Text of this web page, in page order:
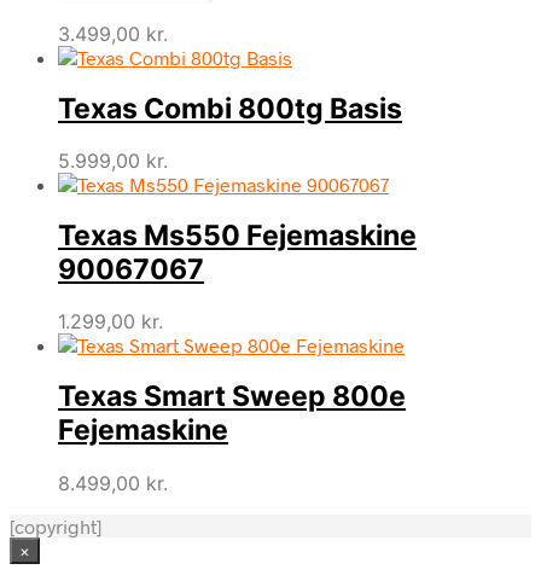
3.499,00 kr.
Texas Combi 800tg Basis
5.999,00 kr.
Texas Ms550 Fejemaskine
90067067
1.299,00 kr.
Texas Smart Sweep 800e
Fejemaskine
8.499,00 kr.
[copyright]
×